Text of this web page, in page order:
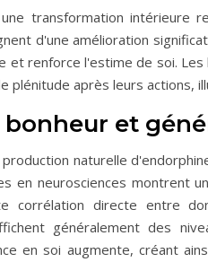
transformation intérieure
d'une amélioration
et renforce l'estime de soi.
plénitude après leurs actions,
bonheur et
naturelle
en neurosciences montrent
corrélation directe entre
généralement des
en soi augmente, créant